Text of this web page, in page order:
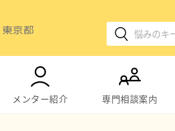
メンター紹介 専門相談案内